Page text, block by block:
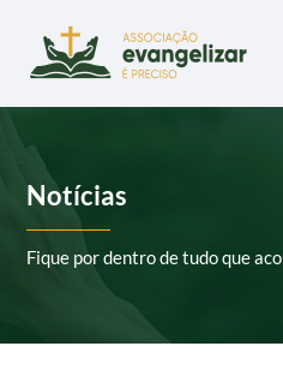
Notícias
Fique por dentro de tudo que